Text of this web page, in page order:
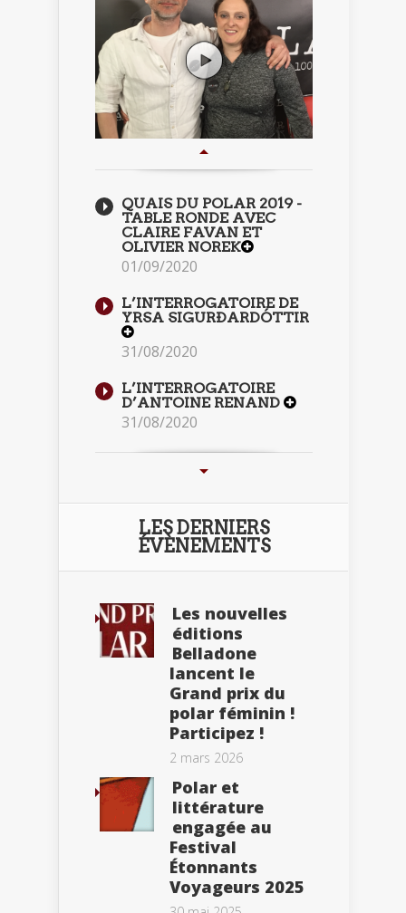
QUAIS DU POLAR 2019 -
TABLE RONDE AVEC
CLAIRE FAVAN ET
OLIVIER NOREK
01/09/2020
L’INTERROGATOIRE DE
YRSA SIGURÐARDÓTTIR
31/08/2020
L’INTERROGATOIRE
D’ANTOINE RENAND
31/08/2020
LES DERNIERS
ÉVÈNEMENTS
Les nouvelles
éditions
Belladone
lancent le
Grand prix du
polar féminin !
Participez !
2 mars 2026
Polar et
littérature
engagée au
Festival
Étonnants
Voyageurs 2025